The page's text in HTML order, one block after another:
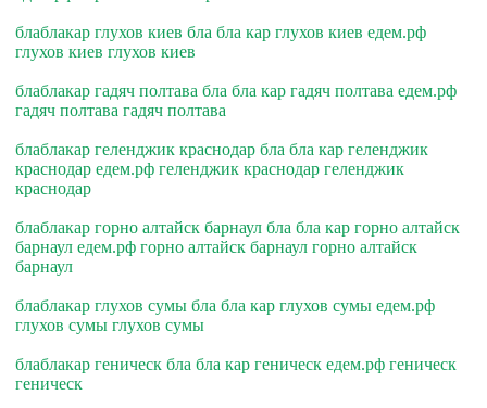
блаблакар глухов киев бла бла кар глухов киев едем.рф
глухов киев глухов киев
блаблакар гадяч полтава бла бла кар гадяч полтава едем.рф
гадяч полтава гадяч полтава
блаблакар геленджик краснодар бла бла кар геленджик
краснодар едем.рф геленджик краснодар геленджик
краснодар
блаблакар горно алтайск барнаул бла бла кар горно алтайск
барнаул едем.рф горно алтайск барнаул горно алтайск
барнаул
блаблакар глухов сумы бла бла кар глухов сумы едем.рф
глухов сумы глухов сумы
блаблакар геническ бла бла кар геническ едем.рф геническ
геническ